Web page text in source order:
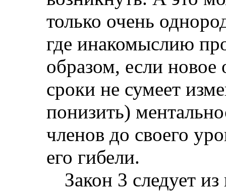
только очень
где инакомыслию
образом, если новое
сроки не сумеет
понизить)
членов до своего
его гибели.
Закон 3 следует